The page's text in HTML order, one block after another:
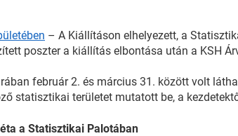
– A Kiállításon elhelyezett, a
poszter a kiállítás elbontása után a KSH
február 2. és március 31. között volt
statisztikai területet mutatott be, a
a Statisztikai Palotában